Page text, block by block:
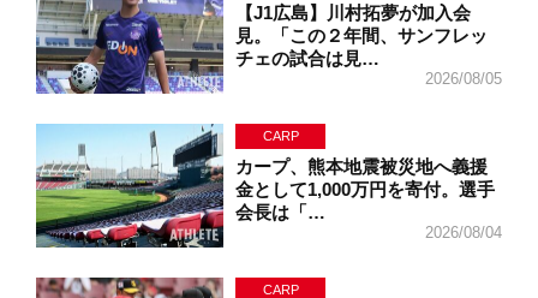
【J1広島】川村拓夢が加入会
見。「この２年間、サンフレッ
チェの試合は見…
2026/08/05
CARP
カープ、熊本地震被災地へ義援
金として1,000万円を寄付。選手
会長は「…
2026/08/04
CARP